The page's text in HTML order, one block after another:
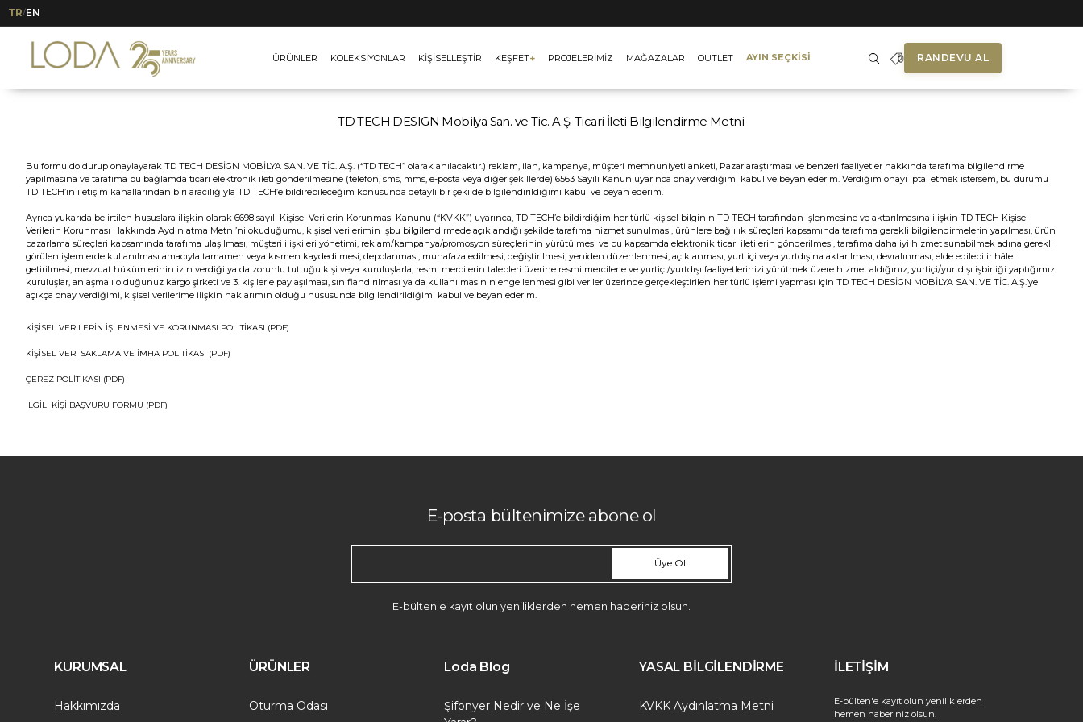
TR/EN
ÜRÜNLER KOLEKSİYONLAR KİŞİSELLEŞTİR KEŞFET+ PROJELERİMİZ MAĞAZALAR OUTLET AYIN SEÇKİSİ RANDEVU AL
İleti Bilgilendirme
TD TECH DESIGN Mobilya San. ve Tic. A.Ş. Ticari İleti Bilgilendirme Metni
Bu formu doldurup onaylayarak TD TECH DESİGN MOBİLYA SAN. VE TİC. A.Ş. (“TD TECH” olarak anılacaktır.) reklam, ilan, kampanya, müşteri memnuniyeti anketi, Pazar araştırması ve benzeri faaliyetler hakkında tarafıma bilgilendirme
yapılmasına ve tarafıma bu bağlamda ticari elektronik ileti gönderilmesine (telefon, sms, mms, e-posta veya diğer şekillerde) 6563 Sayılı Kanun uyarınca onay verdiğimi kabul ve beyan ederim. Verdiğim onayı iptal etmek istersem, bu durumu
TD TECH’in iletişim kanallarından biri aracılığıyla TD TECH’e bildirebileceğim konusunda detaylı bir şekilde bilgilendirildiğimi kabul ve beyan ederim.
Ayrıca yukarıda belirtilen hususlara ilişkin olarak 6698 sayılı Kişisel Verilerin Korunması Kanunu (“KVKK”) uyarınca, TD TECH’e bildirdiğim her türlü kişisel bilginin TD TECH tarafından işlenmesine ve aktarılmasına ilişkin TD TECH Kişisel
Verilerin Korunması Hakkında Aydınlatma Metni’ni okuduğumu, kişisel verilerimin işbu bilgilendirmede açıklandığı şekilde tarafıma hizmet sunulması, ürünlere bağlılık süreçleri kapsamında tarafıma gerekli bilgilendirmelerin yapılması, ürün
pazarlama süreçleri kapsamında tarafıma ulaşılması, müşteri ilişkileri yönetimi, reklam/kampanya/promosyon süreçlerinin yürütülmesi ve bu kapsamda elektronik ticari iletilerin gönderilmesi, tarafıma daha iyi hizmet sunabilmek adına gerekli
görülen işlemlerde kullanılması amacıyla tamamen veya kısmen kaydedilmesi, depolanması, muhafaza edilmesi, değiştirilmesi, yeniden düzenlenmesi, açıklanması, yurt içi veya yurtdışına aktarılması, devralınması, elde edilebilir hâle
getirilmesi, mevzuat hükümlerinin izin verdiği ya da zorunlu tuttuğu kişi veya kuruluşlarla, resmi mercilerin talepleri üzerine resmi mercilerle ve yurtiçi/yurtdışı faaliyetlerinizi yürütmek üzere hizmet aldığınız, yurtiçi/yurtdışı işbirliği yaptığımız
kuruluşlar, anlaşmalı olduğunuz kargo şirketi ve 3. kişilerle paylaşılması, sınıflandırılması ya da kullanılmasının engellenmesi gibi veriler üzerinde gerçekleştirilen her türlü işlemi yapması için TD TECH DESİGN MOBİLYA SAN. VE TİC. A.Ş.’ye
açıkça onay verdiğimi, kişisel verilerime ilişkin haklarımın olduğu hususunda bilgilendirildiğimi kabul ve beyan ederim.
KİŞİSEL VERİLERİN İŞLENMESİ VE KORUNMASI POLİTİKASI (PDF)
KİŞİSEL VERİ SAKLAMA VE İMHA POLİTİKASI (PDF)
ÇEREZ POLİTİKASI (PDF)
İLGİLİ KİŞİ BAŞVURU FORMU (PDF)
E-posta bültenimize abone ol
Üye Ol
E-bülten'e kayıt olun yeniliklerden hemen haberiniz olsun.
KURUMSAL
Hakkımızda
ÜRÜNLER
Oturma Odası
Loda Blog
Şifonyer Nedir ve Ne İşe
YASAL BİLGİLENDİRME
KVKK Aydınlatma Metni
İLETİŞİM
E-bülten'e kayıt olun yeniliklerden
hemen haberiniz olsun.